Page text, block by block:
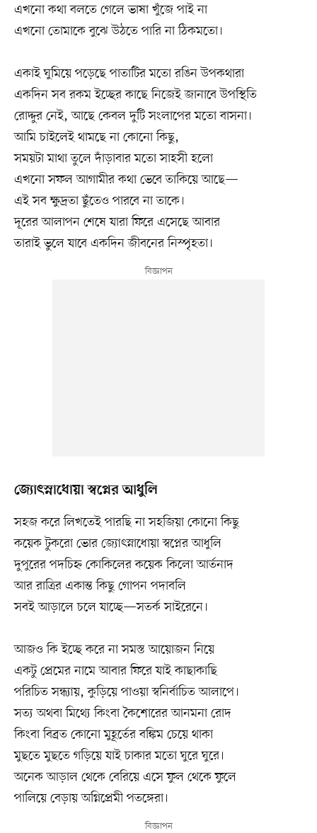
এখনো কথা বলতে গেলে ভাষা খুঁজে পাই না
এখনো তোমাকে বুঝে উঠতে পারি না ঠিকমতো।
একাই ঘুমিয়ে পড়েছে পাতাটির মতো রঙিন উপকথারা
একদিন সব রকম ইচ্ছের কাছে নিজেই জানাবে উপস্থিতি
রোদ্দুর নেই, আছে কেবল দুটি সংলাপের মতো বাসনা।
আমি চাইলেই থামছে না কোনো কিছু,
সময়টা মাথা তুলে দাঁড়াবার মতো সাহসী হলো
এখনো সফল আগামীর কথা ভেবে তাকিয়ে আছে—
এই সব ক্ষুদ্রতা ছুঁতেও পারবে না তাকে।
দূরের আলাপন শেষে যারা ফিরে এসেছে আবার
তারাই ভুলে যাবে একদিন জীবনের নিস্পৃহতা।
জ্যোৎস্নাধোয়া স্বপ্নের আধুলি
সহজ করে লিখতেই পারছি না সহজিয়া কোনো কিছু
কয়েক টুকরো ভোর জ্যোৎস্নাধোয়া স্বপ্নের আধুলি
দুপুরের পদচিহ্ন কোকিলের কয়েক কিলো আর্তনাদ
আর রাত্রির একান্ত কিছু গোপন পদাবলি
সবই আড়ালে চলে যাচ্ছে—সতর্ক সাইরেনে।
আজও কি ইচ্ছে করে না সমস্ত আয়োজন নিয়ে
একটু প্রেমের নামে আবার ফিরে যাই কাছাকাছি
পরিচিত সন্ধ্যায়, কুড়িয়ে পাওয়া স্বনির্বাচিত আলাপে।
সত্য অথবা মিথ্যে কিংবা কৈশোরের আনমনা রোদ
কিংবা বিব্রত কোনো মুহূর্তের বঙ্কিম চেয়ে থাকা
মুছতে মুছতে গড়িয়ে যাই চাকার মতো ঘুরে ঘুরে।
অনেক আড়াল থেকে বেরিয়ে এসে ফুল থেকে ফুলে
পালিয়ে বেড়ায় অগ্নিপ্রেমী পতঙ্গেরা।